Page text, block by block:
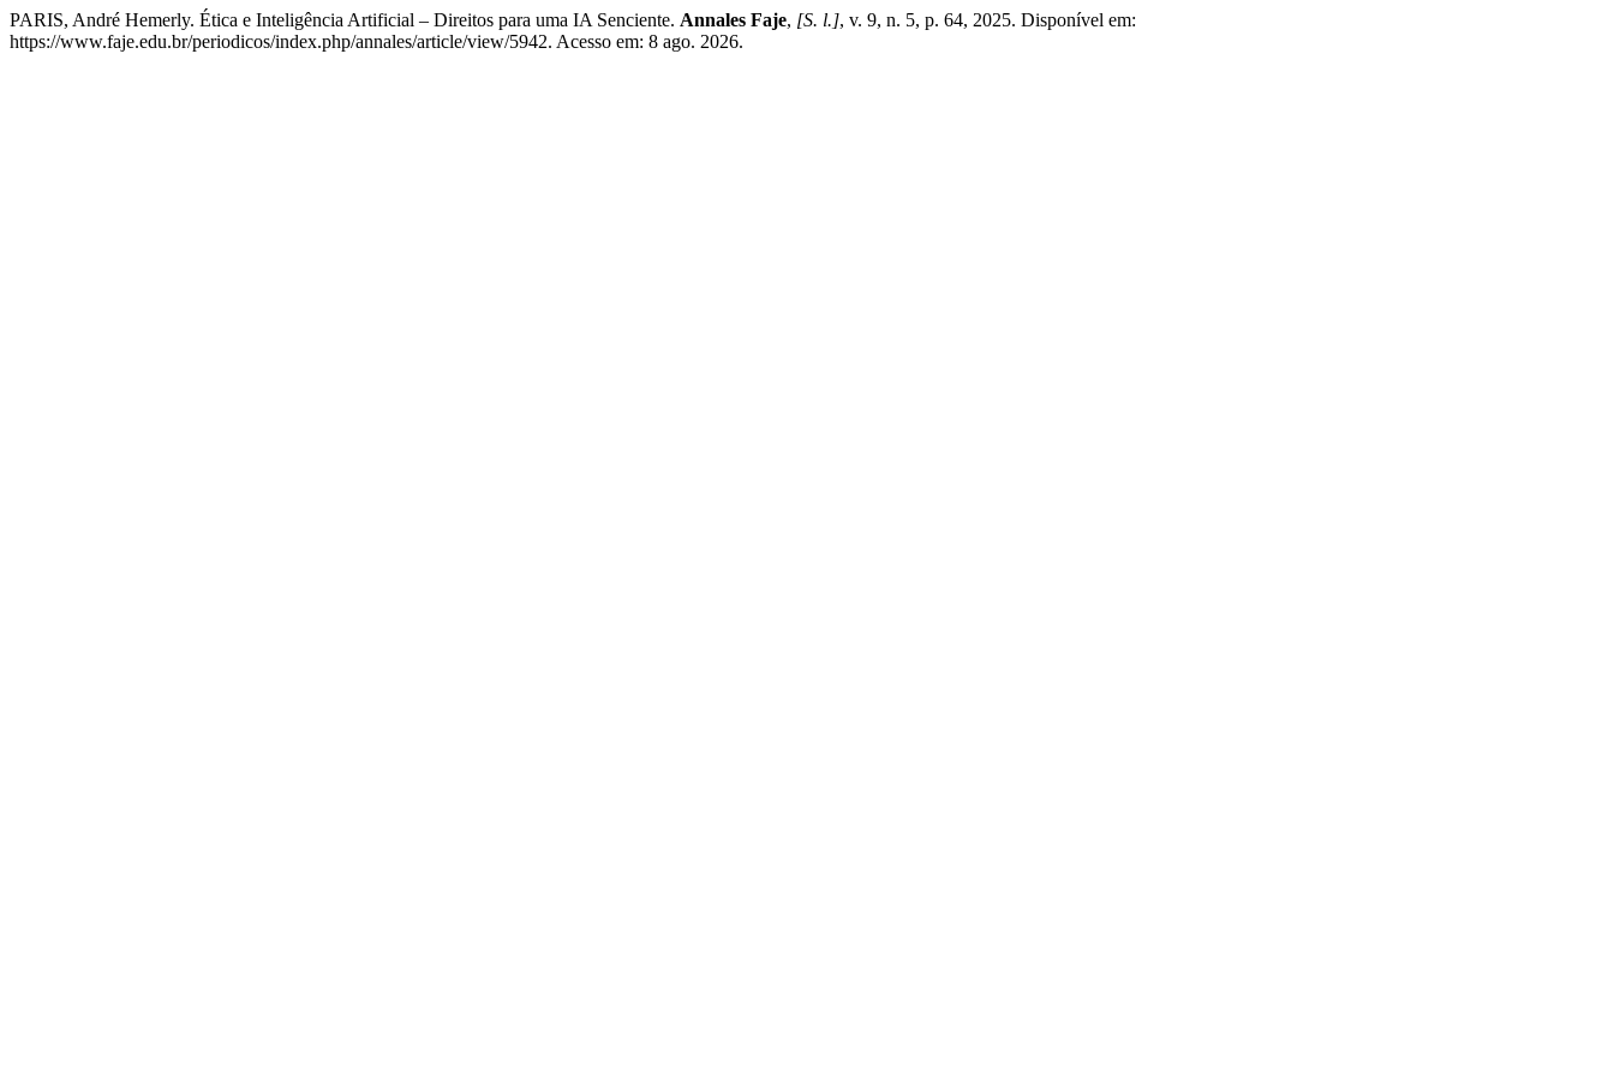
PARIS, André Hemerly. Ética e Inteligência Artificial – Direitos para uma IA Senciente. Annales Faje, [S. l.], v. 9, n. 5, p. 64, 2025. Disponível em:
https://www.faje.edu.br/periodicos/index.php/annales/article/view/5942. Acesso em: 8 ago. 2026.